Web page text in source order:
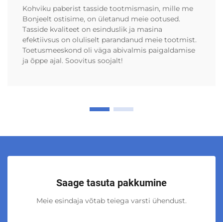
Kohviku paberist tasside tootmismasin, mille me
Bonjeelt ostisime, on ületanud meie ootused.
Tasside kvaliteet on esinduslik ja masina
efektiivsus on oluliselt parandanud meie tootmist.
Toetusmeeskond oli väga abivalmis paigaldamise
ja õppe ajal. Soovitus soojalt!
Saage tasuta pakkumine
Meie esindaja võtab teiega varsti ühendust.